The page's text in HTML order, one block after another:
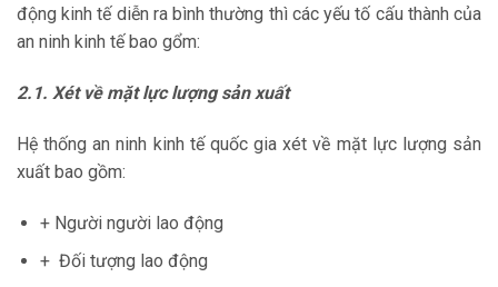
động kinh tế diễn ra bình thường thì các yếu tố cấu thành của
an ninh kinh tế bao gổm:
2.1. Xét về mặt lực lượng sản xuất
Hệ thống an ninh kinh tế quốc gia xét về mặt lực lượng sản
xuất bao gồm:
+ Người người lao động
+ Đối tượng lao động